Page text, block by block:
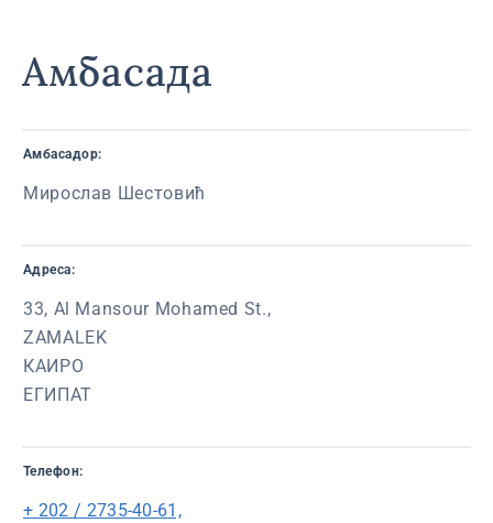
Амбасада
Амбасадор:
Мирослав Шестовић
Адреса:
33, Al Mansour Mohamed St.,
ZAMALEK
КАИРО
ЕГИПАТ
Телефон:
+ 202 / 2735-40-61,